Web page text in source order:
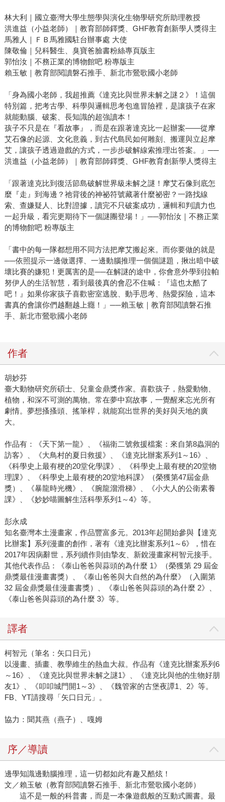
林大利｜國立臺灣大學生態學與演化生物學研究所助理教授
洪進益（小益老師）｜教育部師鐸獎、GHF教育創新學人獎得主
馬雅人｜ＦＢ馬雅國駐台辦事處 大使
陳敬倫｜兒科醫生、臭寶爸臉書粉絲專頁版主
郭怡汝｜不務正業的博物館吧 粉專版主
賴玉敏｜教育部閱讀磐石推手、新北市鶯歌國小老師
「身為國小老師，我超推薦《達克比與世界未解之謎２》！這個
特別篇，把考古學、科學與邏輯思考包進冒險裡，是讓孩子在家
就能動腦、破案、長知識的超強讀本！
孩子不只是在『看故事』，而是在跟著達克比一起辦案——從摩
艾石像的起源、文化意義，到古代島民如何雕刻、搬運與立起摩
艾，讓孩子透過遊戲的方式，一步步破解線索推理出答案。」──
洪進益（小益老師）｜教育部師鐸獎、GHF教育創新學人獎得主
「跟著達克比到復活節島破解世界級未解之謎！摩艾石像到底怎
麼『走』到海邊？祂背後的神祕符號藏著什麼祕密？一路找線
索、查嫌疑人、比對證據，讀完不只破案成功，邏輯和判讀力也
一起升級，看完更期待下一個謎團登場！」──郭怡汝｜不務正業
的博物館吧 粉專版主
「書中的每一隊都想用不同方法把摩艾搬起來。而你要做的就是
──依照提示一邊做選擇、一邊動腦推理一個個謎題，揪出暗中破
壞比賽的嫌犯！更厲害的是──在解謎的途中，你會意外學到拉帕
努伊人的生活智慧，看到最後真的會忍不住喊：『這也太酷了
吧！』如果你家孩子喜歡密室逃脫、動手思考、熱愛探險，這本
書真的會讓你們越翻越上癮！」──賴玉敏｜教育部閱讀磐石推
手、新北市鶯歌國小老師
作者
胡妙芬
臺大動物研究所碩士、兒童金鼎獎作家。喜歡孩子，熱愛動物、
植物，和深不可測的萬物。常在夢中寫故事，一覺醒來忘光所有
劇情。夢想搔搔頭、搖筆桿，就能寫出世界的美好與天地的廣
大。
作品有：《天下第一龍》、《福衛二號救援檔案：來自第8蟲洞的
訪客》、《大鳥村的夏日救援》、《達克比辦案系列1～16》、
《科學史上最有梗的20堂化學課》、《科學史上最有梗的20堂物
理課》、《科學史上最有梗的20堂地科課》（榮獲第47屆金鼎
獎）、《暴龍時光機》、《腕龍溜滑梯》、《小大人的公衛素養
課》、《妙妙喵圖解生活科學系列1～4》等。
彭永成
知名臺灣本土漫畫家，作品豐富多元。2013年起開始參與【達克
比辦案】系列漫畫的創作，著有《達克比辦案系列1～6》，惜在
2017年因病辭世，系列續作則由摯友、新銳漫畫家柯智元接手。
其他代表作品：《泰山爸爸與蒜頭的為什麼 1》（榮獲第 29 屆金
鼎獎最佳漫畫書獎）、《泰山爸爸與大自然的為什麼》（入圍第
32 屆金鼎獎最佳漫畫書獎）、《泰山爸爸與蒜頭的為什麼 2》、
《泰山爸爸與蒜頭的為什麼 3》等。
譯者
柯智元（筆名：矢口日元）
以漫畫、插畫、教學維生的熱血大叔。作品有《達克比辦案系列6
～16》、《達克比與世界未解之謎1》、《達克比與他的生物好朋
友1》、《叩叩城門開1～3》、《魏管家的古堡夜譚1、2》等。
FB、YT請搜尋「矢口日元」。
協力：聞其燕（燕子）、嘎姆
序／導讀
邊學知識邊動腦推理，這一切都如此有趣又酷炫！
文／賴玉敏（教育部閱讀磐石推手、新北市鶯歌國小老師）
這不是一般的科普書，而是一本像遊戲般的互動式圖書。最